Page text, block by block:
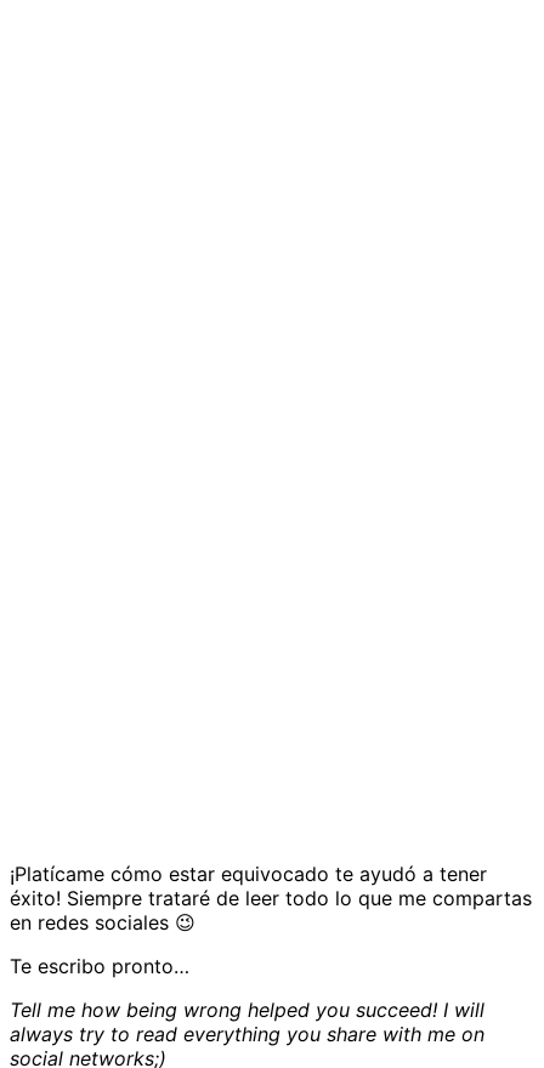
¡Platícame cómo estar equivocado te ayudó a tener
éxito! Siempre trataré de leer todo lo que me compartas
en redes sociales 😉
Te escribo pronto…
Tell me how being wrong helped you succeed! I will
always try to read everything you share with me on
social networks;)